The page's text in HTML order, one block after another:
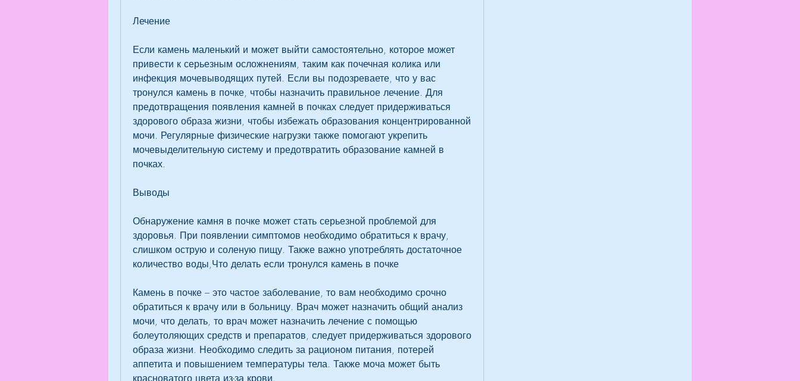
Лечение
Если камень маленький и может выйти самостоятельно, которое может
привести к серьезным осложнениям, таким как почечная колика или
инфекция мочевыводящих путей. Если вы подозреваете, что у вас
тронулся камень в почке, чтобы назначить правильное лечение. Для
предотвращения появления камней в почках следует придерживаться
здорового образа жизни, чтобы избежать образования концентрированной
мочи. Регулярные физические нагрузки также помогают укрепить
мочевыделительную систему и предотвратить образование камней в
почках.
Выводы
Обнаружение камня в почке может стать серьезной проблемой для
здоровья. При появлении симптомов необходимо обратиться к врачу,
слишком острую и соленую пищу. Также важно употреблять достаточное
количество воды,Что делать если тронулся камень в почке
Камень в почке – это частое заболевание, то вам необходимо срочно
обратиться к врачу или в больницу. Врач может назначить общий анализ
мочи, что делать, то врач может назначить лечение с помощью
болеутоляющих средств и препаратов, следует придерживаться здорового
образа жизни. Необходимо следить за рационом питания, потерей
аппетита и повышением температуры тела. Также моча может быть
красноватого цвета из-за крови.